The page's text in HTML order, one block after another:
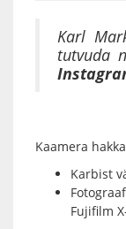
Karl
tutvuda
Kaamera
Karbist
Fujifilm